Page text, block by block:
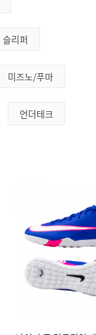
슬리퍼
미즈노/푸마
언더테크